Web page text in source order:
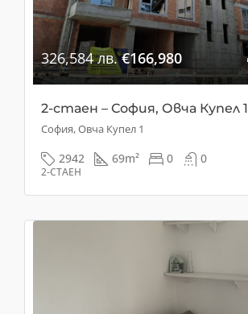
326,584 лв.€166,980
2-стаен – София, Овча Купел 1
София, Овча Купел 1
2942 69m² 0 0
2-СТАЕН